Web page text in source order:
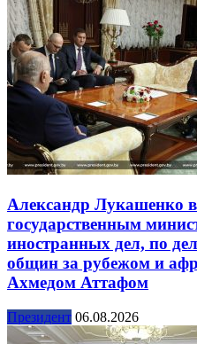
Александр Лукашенко
государственным
иностранных дел, по
общин за рубежом и
Ахмедом Аттафом
Президент 06.08.2026